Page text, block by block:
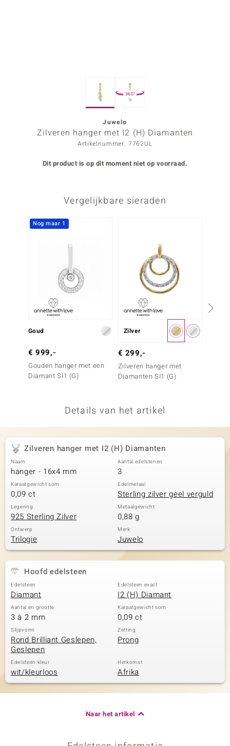
Collection
360°
Juwelo
Zilveren hanger met I2 (H) Diamanten
Artikelnummer: 7762UL
Dit product is op dit moment niet op voorraad.
Vergelijkbare sieraden
Nog maar 1
Goud
€ 999,-
Gouden hanger met een
Diamant SI1 (G)
Zilver
€ 299,-
Zilveren hanger met
Diamanten SI1 (G)
Details van het artikel
Zilveren hanger met I2 (H) Diamanten
Naam
hanger - 16x4 mm
Aantal edelstenen
3
Karaatgewicht som
0,09 ct
Edelmetaal
Sterling zilver geel verguld
Legering
925 Sterling Zilver
Metaalgewicht
0,88 g
Ontwerp
Trilogie
Merk
Juwelo
Hoofd edelsteen
Edelsteen
Diamant
Edelsteen exact
I2 (H) Diamant
Aantal en grootte
3 à 2 mm
Karaatgewicht som
0,09 ct
Slijpvorm
Rond Brilliant Geslepen,
Geslepen
Zetting
Prong
Edelsteen kleur
wit/kleurloos
Herkomst
Afrika
Naar het artikel